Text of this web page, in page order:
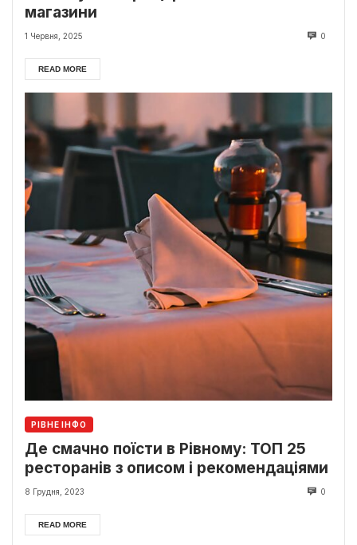
магазини
1 Червня, 2025 0
READ MORE
РІВНЕ ІНФО
Де смачно поїсти в Рівному: ТОП 25
ресторанів з описом і рекомендаціями
8 Грудня, 2023 0
READ MORE